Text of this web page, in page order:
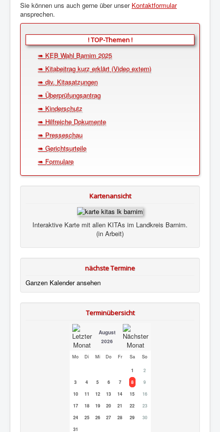
Sie können uns auch gerne über unser Kontaktformular
ansprechen.
! TOP-Themen !
➠ KEB Wahl Barnim 2025
➠ Kitabeitrag kurz erklärt (Video extern)
➠ div. Kitasatzungen
➠ Überprüfungsantrag
➠ Kinderschutz
➠ Hilfreiche Dokumente
➠ Presseschau
➠ Gerichtsurteile
➠ Formulare
Kartenansicht
Interaktive Karte mit allen KITAs im Landkreis Barnim.
(in Arbeit)
nächste Termine
Ganzen Kalender ansehen
Terminübersicht
August
2026
Mo Di Mi Do Fr Sa So
1
2
3
4 5 6 7 8
9
10
11 12 13 14 15
16
17
18 19 20 21 22
23
24
25 26 27 28 29
30
31